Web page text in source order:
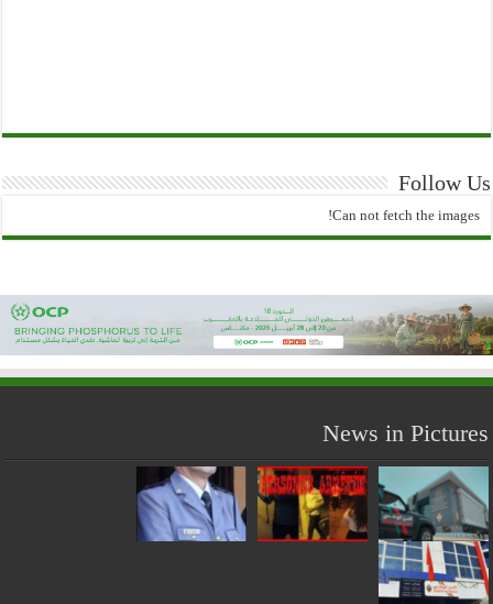
Follow Us
Can not fetch the images!
News in Pictures